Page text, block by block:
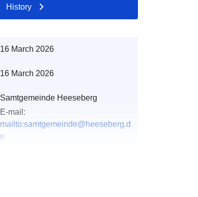
History
16 March 2026
16 March 2026
Samtgemeinde Heeseberg
E-mail:
mailto:samtgemeinde@heeseberg.d
e